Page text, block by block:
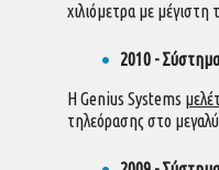
χιλιόμετρα με
2010 -
Η Genius Systems
τηλεόρασης στο